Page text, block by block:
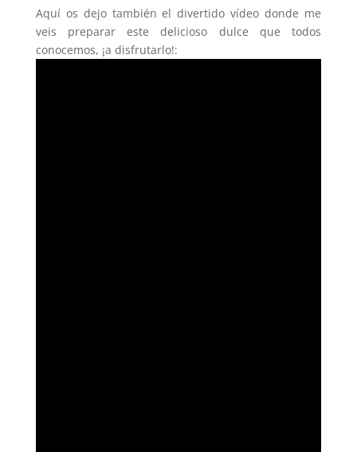
Aquí os dejo también el divertido vídeo donde me
veis preparar este delicioso dulce que todos
conocemos, ¡a disfrutarlo!: